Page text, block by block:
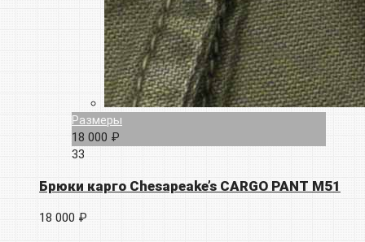
Размеры
18 000 ₽
33
Брюки карго Chesapeake’s CARGO PANT M51
18 000 ₽